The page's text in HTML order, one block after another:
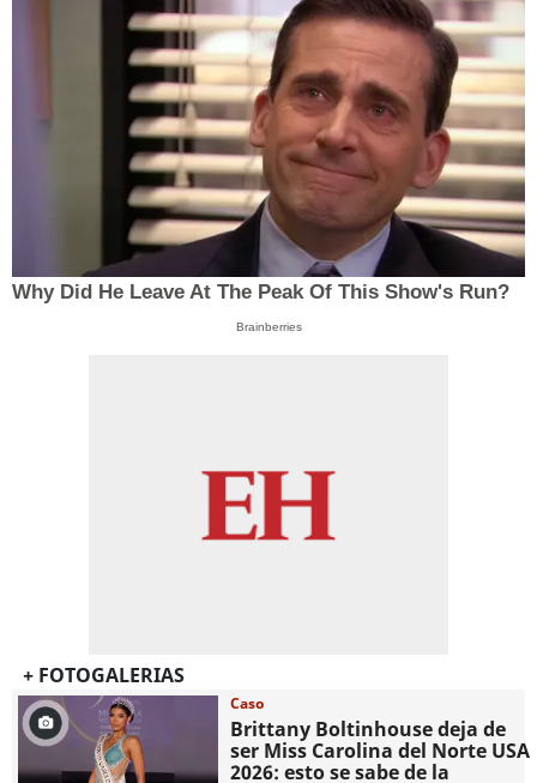
Why Did He Leave At The Peak Of This Show's Run?
Brainberries
+ FOTOGALERIAS
Caso
Brittany Boltinhouse deja de
ser Miss Carolina del Norte USA
2026: esto se sabe de la